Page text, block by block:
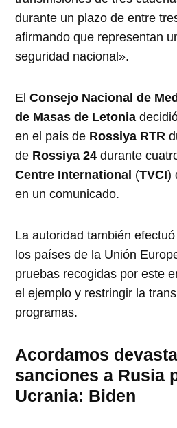
durante un plazo de entre
afirmando que representan
seguridad nacional».
El Consejo Nacional de
de Masas de Letonia
en el país de Rossiya RTR
de Rossiya 24 durante
Centre International (TVCI)
en un comunicado.
La autoridad también
los países de la Unión
pruebas recogidas por este
el ejemplo y restringir la
programas.
Acordamos
sanciones a Rusia
Ucrania: Biden